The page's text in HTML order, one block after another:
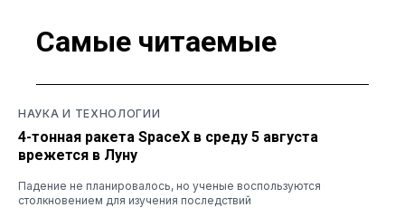
Самые читаемые
НАУКА И ТЕХНОЛОГИИ
4-тонная ракета SpaceX в среду 5 августа
врежется в Луну
Падение не планировалось, но ученые воспользуются
столкновением для изучения последствий